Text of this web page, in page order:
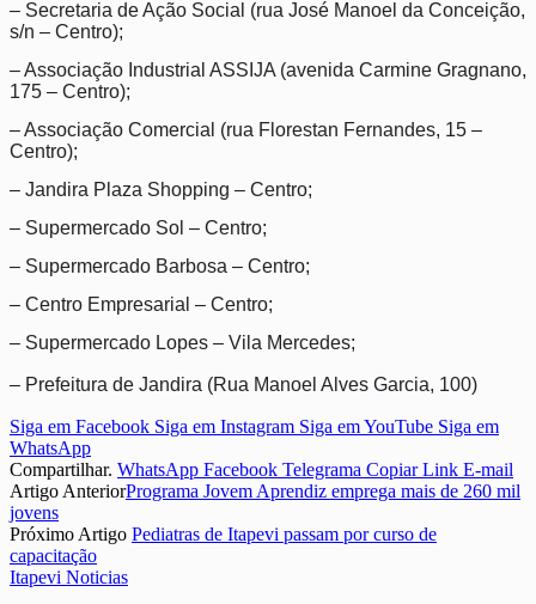
– Secretaria de Ação Social (rua José Manoel da Conceição,
s/n – Centro);
– Associação Industrial ASSIJA (avenida Carmine Gragnano,
175 – Centro);
– Associação Comercial (rua Florestan Fernandes, 15 –
Centro);
– Jandira Plaza Shopping – Centro;
– Supermercado Sol – Centro;
– Supermercado Barbosa – Centro;
– Centro Empresarial – Centro;
– Supermercado Lopes – Vila Mercedes;
– Prefeitura de Jandira (Rua Manoel Alves Garcia, 100)
Siga em Facebook Siga em Instagram Siga em YouTube Siga em
WhatsApp
Compartilhar. WhatsApp Facebook Telegrama Copiar Link E-mail
Artigo AnteriorPrograma Jovem Aprendiz emprega mais de 260 mil
jovens
Próximo Artigo Pediatras de Itapevi passam por curso de
capacitação
Itapevi Noticias